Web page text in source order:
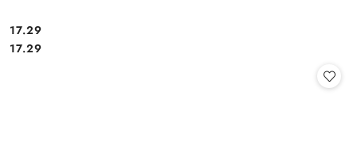
Cena:
17.29
Cena:
17.29